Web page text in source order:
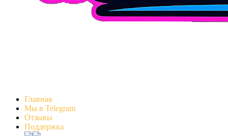
Главная
Мы в Telegram
Отзывы
Поддержка